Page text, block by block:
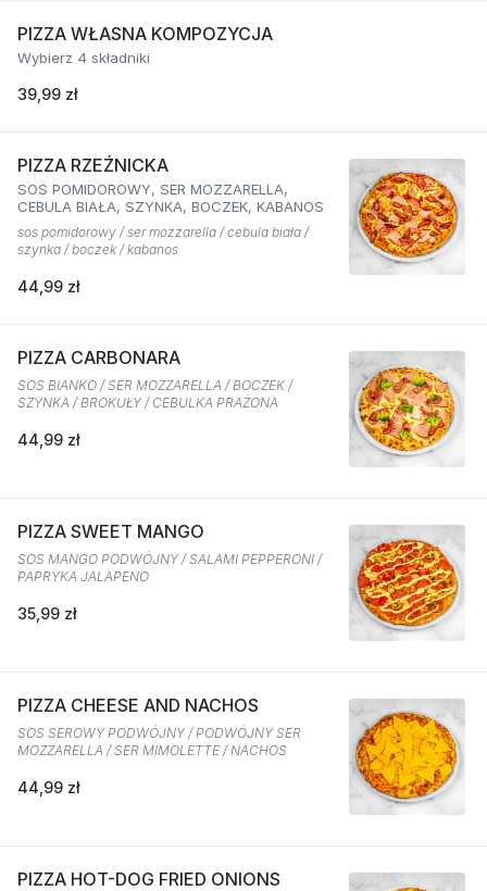
PIZZA WŁASNA KOMPOZYCJA
Wybierz 4 składniki
39,99 zł
PIZZA RZEŹNICKA
SOS POMIDOROWY, SER MOZZARELLA,
CEBULA BIAŁA, SZYNKA, BOCZEK, KABANOS
sos pomidorowy / ser mozzarella / cebula biała /
szynka / boczek / kabanos
44,99 zł
PIZZA CARBONARA
SOS BIANKO / SER MOZZARELLA / BOCZEK /
SZYNKA / BROKUŁY / CEBULKA PRAŻONA
44,99 zł
PIZZA SWEET MANGO
SOS MANGO PODWÓJNY / SALAMI PEPPERONI /
PAPRYKA JALAPENO
35,99 zł
PIZZA CHEESE AND NACHOS
SOS SEROWY PODWÓJNY / PODWÓJNY SER
MOZZARELLA / SER MIMOLETTE / NACHOS
44,99 zł
PIZZA HOT-DOG FRIED ONIONS